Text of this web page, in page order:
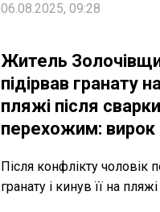
06.08.2025, 09:28
Житель
підірвав гранату
пляжі після
перехожим: вирок
Після конфлікту чоловік
гранату і кинув її на